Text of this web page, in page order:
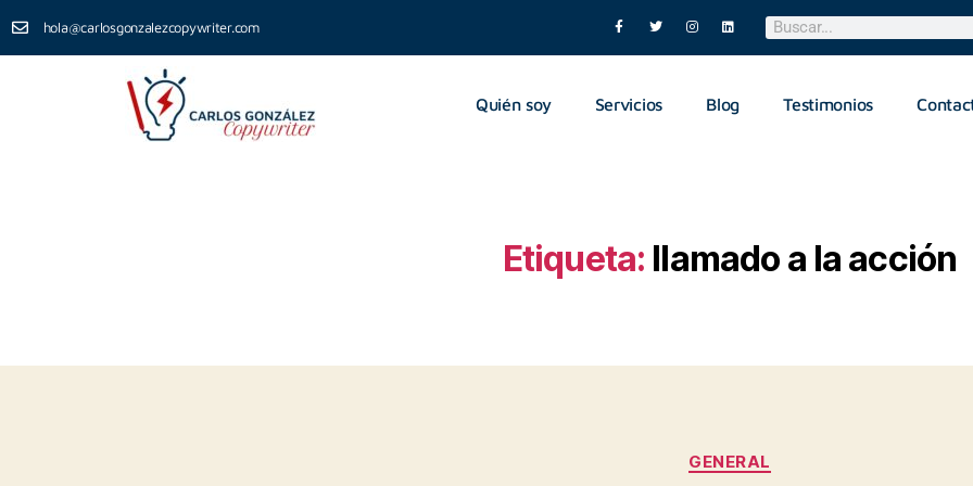
hola@carlosgonzalezcopywriter.com
Quién soy Servicios Blog Testimonios
Etiqueta: llamado a la acción
GENERAL